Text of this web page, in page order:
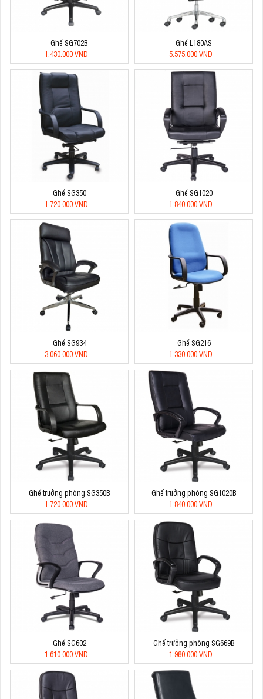
Ghế SG702B
1.430.000 VNĐ
Ghế L180AS
5.575.000 VNĐ
Ghế SG350
1.720.000 VNĐ
Ghế SG1020
1.840.000 VNĐ
Ghế SG934
3.060.000 VNĐ
Ghế SG216
1.330.000 VNĐ
Ghế trưởng phòng SG350B
1.720.000 VNĐ
Ghế trưởng phòng SG1020B
1.840.000 VNĐ
Ghế SG602
1.610.000 VNĐ
Ghế trưởng phòng SG669B
1.980.000 VNĐ